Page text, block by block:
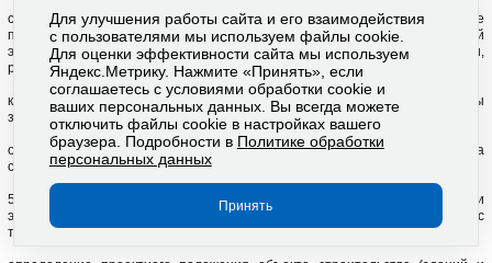
съемки существующих железных и автомобильных дорог, составление
продольных и поперечных профилей, пересечений линий
электропередачи (ЛЭП), линий связи (ЛС), объектов радиосвязи,
радиорелейных линий и магистральных трубопроводов;
координирование основных элементов сооружений и наружные обмеры
зданий (сооружений);
определение полной и полезной длины железнодорожных путей на
станциях и габаритов приближения строений.
5.4 При инженерно-геодезических изысканиях в период строительства и
эксплуатации предприятий, зданий и сооружений в соответствии с
техническим заданием заказчика выполняются следующие виды работ:
Для улучшения работы сайта и его взаимодействия
с пользователями мы используем файлы cookie.
Для оценки эффективности сайта мы используем
Яндекс.Метрику. Нажмите «Принять», если
соглашаетесь с условиями обработки cookie и
ваших персональных данных. Вы всегда можете
отключить файлы cookie в настройках вашего
браузера. Подробности в Политике обработки
персональных данных
Принять